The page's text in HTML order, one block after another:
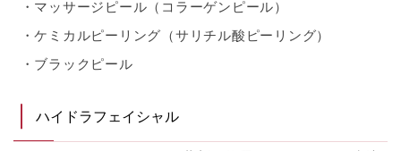
マッサージピール（コラーゲンピール）
ケミカルピーリング（サリチル酸ピーリング）
ブラックピール
ハイドラフェイシャル